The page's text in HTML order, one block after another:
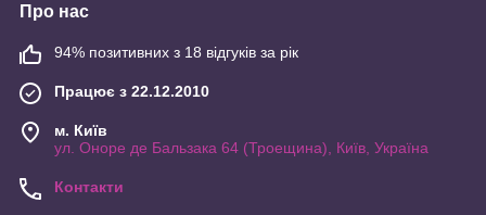
Про нас
94% позитивних з 18 відгуків за рік
Працює з 22.12.2010
м. Київ
ул. Оноре де Бальзака 64 (Троещина), Київ, Україна
Контакти